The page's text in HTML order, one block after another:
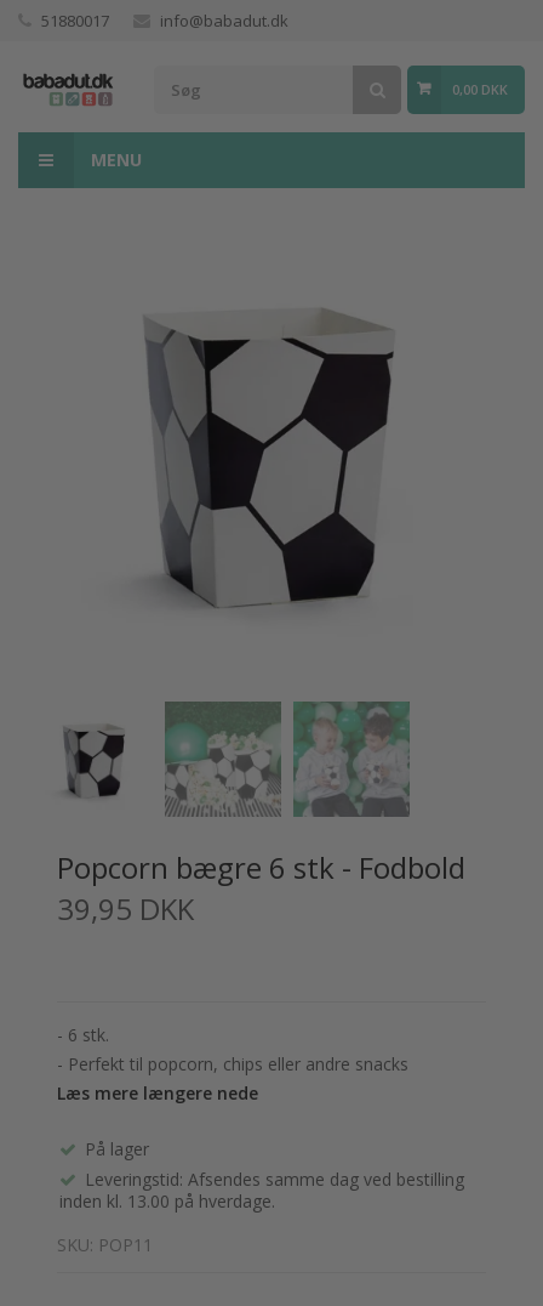
51880017 info@babadut.dk
0,00 DKK
MENU
Popcorn bægre 6 stk - Fodbold
39,95 DKK
- 6 stk.
- Perfekt til popcorn, chips eller andre snacks
Læs mere længere nede
På lager
Leveringstid: Afsendes samme dag ved bestilling
inden kl. 13.00 på hverdage.
SKU: POP11